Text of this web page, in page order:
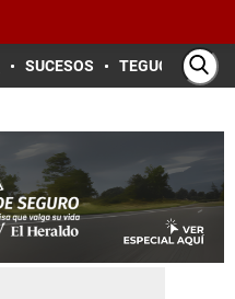
SUCESOS TEGUCIGALPA